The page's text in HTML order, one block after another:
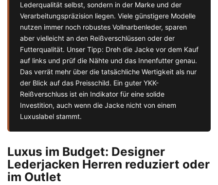
Lederqualität selbst, sondern in der Marke und der
Verarbeitungspräzision liegen. Viele günstigere Modelle
nutzen immer noch robustes Vollnarbenleder, sparen
aber vielleicht an den Reißverschlüssen oder der
Futterqualität. Unser Tipp: Dreh die Jacke vor dem Kauf
auf links und prüf die Nähte und das Innenfutter genau.
Das verrät mehr über die tatsächliche Wertigkeit als nur
der Blick auf das Preisschild. Ein guter YKK-
Reißverschluss ist ein Indikator für eine solide
Investition, auch wenn die Jacke nicht von einem
Luxuslabel stammt.
Luxus im Budget: Designer
Lederjacken Herren reduziert oder
im Outlet